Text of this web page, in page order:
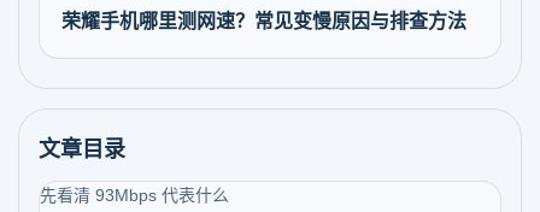
荣耀手机哪里测网速？常见变慢原因与排查方法
文章目录
先看清 93Mbps 代表什么